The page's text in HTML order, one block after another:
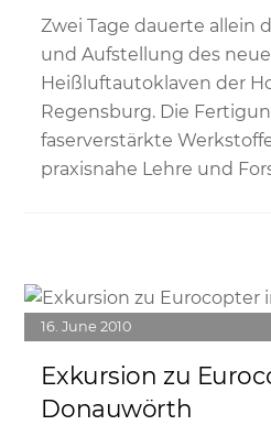
Zwei Tage dauerte allein
und Aufstellung des
Heißluftautoklaven der
Regensburg. Die
faserverstärkte
praxisnahe Lehre und
Link
16 June 2010
Exkursion zu
Donauwörth